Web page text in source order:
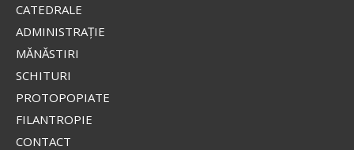
CATEDRALE
ADMINISTRAŢIE
MĂNĂSTIRI
SCHITURI
PROTOPOPIATE
FILANTROPIE
CONTACT